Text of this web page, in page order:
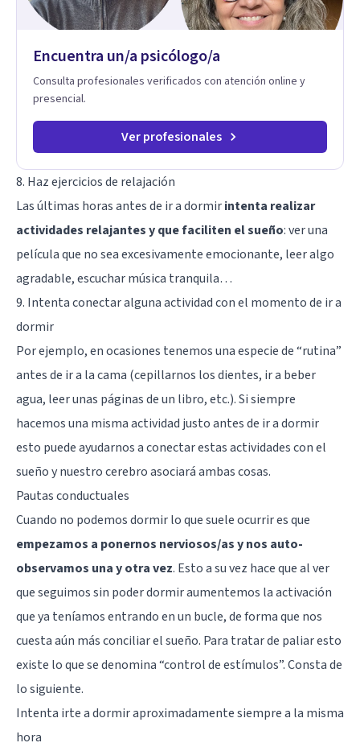
Encuentra un/a psicólogo/a
Consulta profesionales verificados con atención online y
presencial.
Ver profesionales
8. Haz ejercicios de relajación
Las últimas horas antes de ir a dormirintenta realizar
actividades relajantes y que faciliten el sueño: ver una
película que no sea excesivamente emocionante, leer algo
agradable, escuchar música tranquila…
9. Intenta conectar alguna actividad con el momento de ir a
dormir
Por ejemplo, en ocasiones tenemos una especie de “rutina”
antes de ir a la cama (cepillarnos los dientes, ir a beber
agua, leer unas páginas de un libro, etc.). Si siempre
hacemos una misma actividad justo antes de ir a dormir
esto puede ayudarnos a conectar estas actividades con el
sueño y nuestro cerebro asociará ambas cosas.
Pautas conductuales
Cuando no podemos dormir lo que suele ocurrir es que
empezamos a ponernos nerviosos/as y nos auto-
observamos una y otra vez. Esto a su vez hace que al ver
que seguimos sin poder dormir aumentemos la activación
que ya teníamos entrando en un bucle, de forma que nos
cuesta aún más conciliar el sueño. Para tratar de paliar esto
existe lo que se denomina “control de estímulos”. Consta de
lo siguiente.
Intenta irte a dormir aproximadamente siempre a la misma
hora